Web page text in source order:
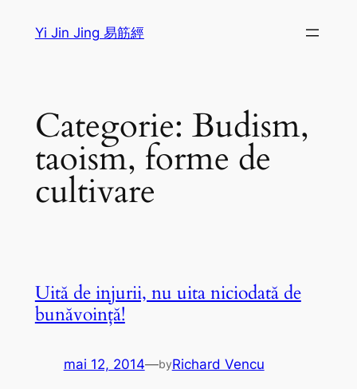
Yi Jin Jing 易筋經
Categorie: Budism,
taoism, forme de
cultivare
Uită de injurii, nu uita niciodată de
bunăvoință!
mai 12, 2014—byRichard Vencu